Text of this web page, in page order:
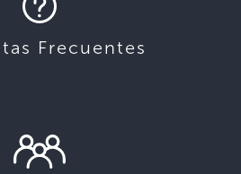
Frecuentes